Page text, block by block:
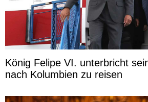
König Felipe VI. unterbricht
nach Kolumbien zu reisen